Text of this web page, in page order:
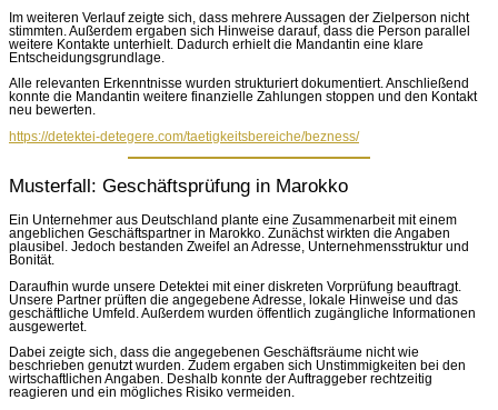
Im weiteren Verlauf zeigte sich, dass mehrere Aussagen der Zielperson nicht
stimmten. Außerdem ergaben sich Hinweise darauf, dass die Person parallel
weitere Kontakte unterhielt. Dadurch erhielt die Mandantin eine klare
Entscheidungsgrundlage.
Alle relevanten Erkenntnisse wurden strukturiert dokumentiert. Anschließend
konnte die Mandantin weitere finanzielle Zahlungen stoppen und den Kontakt
neu bewerten.
https://detektei-detegere.com/taetigkeitsbereiche/bezness/
Musterfall: Geschäftsprüfung in Marokko
Ein Unternehmer aus Deutschland plante eine Zusammenarbeit mit einem
angeblichen Geschäftspartner in Marokko. Zunächst wirkten die Angaben
plausibel. Jedoch bestanden Zweifel an Adresse, Unternehmensstruktur und
Bonität.
Daraufhin wurde unsere Detektei mit einer diskreten Vorprüfung beauftragt.
Unsere Partner prüften die angegebene Adresse, lokale Hinweise und das
geschäftliche Umfeld. Außerdem wurden öffentlich zugängliche Informationen
ausgewertet.
Dabei zeigte sich, dass die angegebenen Geschäftsräume nicht wie
beschrieben genutzt wurden. Zudem ergaben sich Unstimmigkeiten bei den
wirtschaftlichen Angaben. Deshalb konnte der Auftraggeber rechtzeitig
reagieren und ein mögliches Risiko vermeiden.